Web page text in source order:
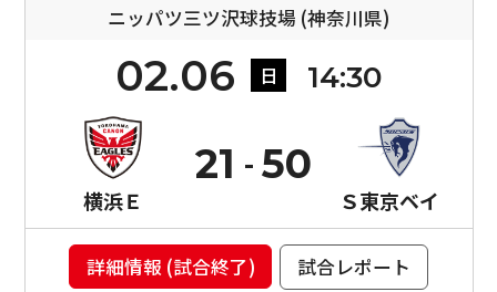
ニッパツ三ツ沢球技場 (神奈川県)
02.06 日 14:30
横浜Ｅ
21
Ｓ東京ベイ
50
詳細情報 (試合終了)
試合レポート